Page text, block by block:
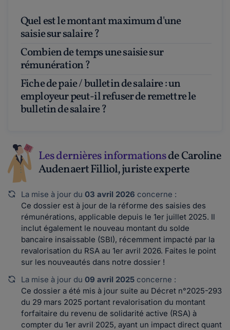
Quel est le montant maximum d'une
saisie sur salaire ?
Combien de temps une saisie sur
rémunération ?
Fiche de paie / bulletin de salaire : un
employeur peut-il refuser de remettre le
bulletin de salaire ?
Les dernières informationsde Caroline
Audenaert Filliol, juriste experte
La mise à jour du 03 avril 2026 concerne :
Ce dossier est à jour de la réforme des saisies des
rémunérations, applicable depuis le 1er juillet 2025. Il
inclut également le nouveau montant du solde
bancaire insaissable (SBI), récemment impacté par la
revalorisation du RSA au 1er avril 2026. Faites le point
sur les nouveautés dans notre dossier !
La mise à jour du 09 avril 2025 concerne :
Ce dossier a été mis à jour suite au Décret n°2025-293
du 29 mars 2025 portant revalorisation du montant
forfaitaire du revenu de solidarité active (RSA) à
compter du 1er avril 2025, ayant un impact direct quant